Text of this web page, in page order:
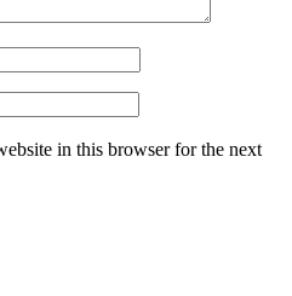
in this browser for the next